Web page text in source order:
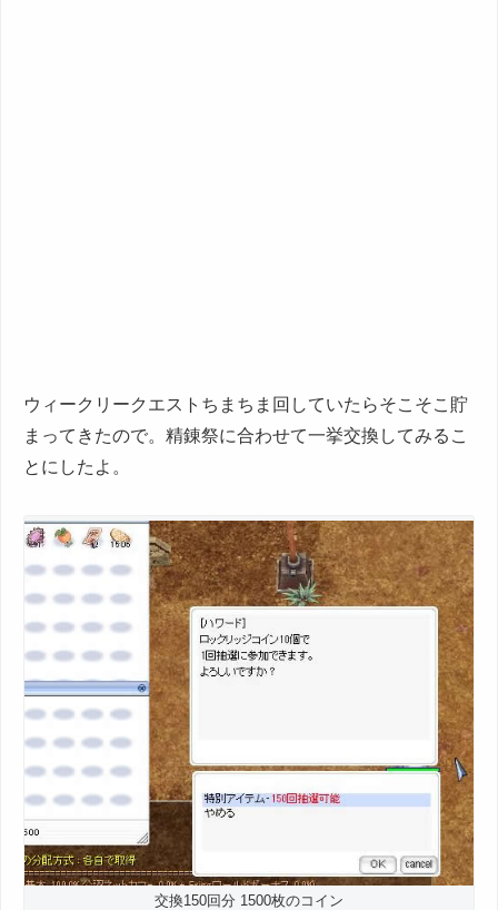
ウィークリークエストちまちま回していたらそこそこ貯
まってきたので。精錬祭に合わせて一挙交換してみるこ
とにしたよ。
交換150回分 1500枚のコイン